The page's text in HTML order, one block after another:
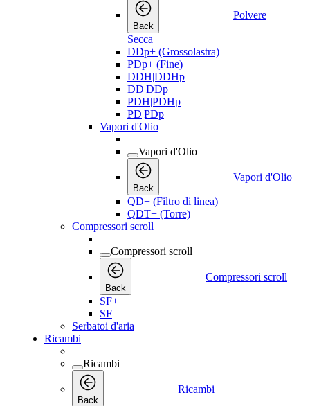
Back
Polvere
Secca
DDp+ (Grossolastra)
PDp+ (Fine)
DDH|DDHp
DD|DDp
PDH|PDHp
PD|PDp
Vapori d'Olio
Vapori d'Olio
Back
Vapori d'Olio
QD+ (Filtro di linea)
QDT+ (Torre)
Compressori scroll
Compressori scroll
Back
Compressori scroll
SF+
SF
Serbatoi d'aria
Ricambi
Ricambi
Back
Ricambi